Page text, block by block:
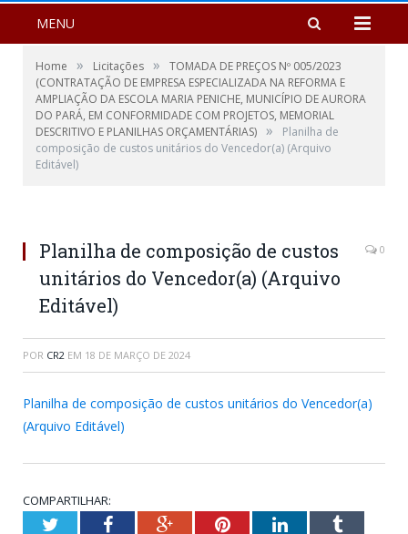
MENU
Home » Licitações »
TOMADA DE PREÇOS Nº 005/2023
(CONTRATAÇÃO DE EMPRESA ESPECIALIZADA NA REFORMA E
AMPLIAÇÃO DA ESCOLA MARIA PENICHE, MUNICÍPIO DE AURORA
DO PARÁ, EM CONFORMIDADE COM PROJETOS, MEMORIAL
DESCRITIVO E PLANILHAS ORÇAMENTÁRIAS) »
Planilha de
composição de custos unitários do Vencedor(a) (Arquivo
Editável)
Planilha de composição de custos
unitários do Vencedor(a) (Arquivo
Editável)
0
POR CR2 EM 18 DE MARÇO DE 2024
Planilha de composição de custos unitários do Vencedor(a)
(Arquivo Editável)
COMPARTILHAR:
TwitterFacebookGoogle+PinterestLinkedInTumblr